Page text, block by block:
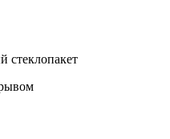
стеклопакет